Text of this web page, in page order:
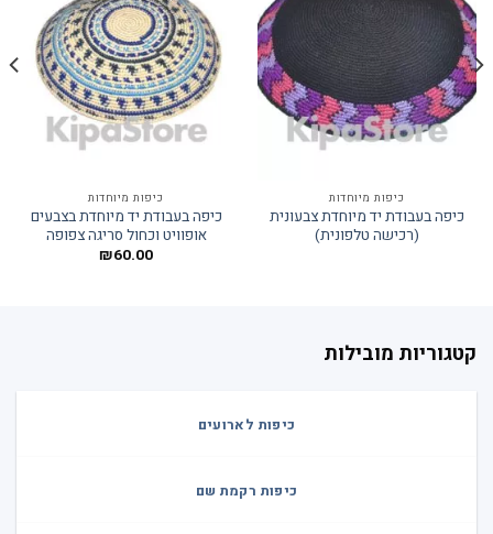
כיפות מיוחדות
כיפה בעבודת יד מיוחדת צבעונית
(רכישה טלפונית)
כיפות מיוחדות
כיפה בעבודת יד מיוחדת בצבעים
אופוויט וכחול סריגה צפופה
₪60.00
קטגוריות מובילות
כיפות לארועים
כיפות רקמת שם